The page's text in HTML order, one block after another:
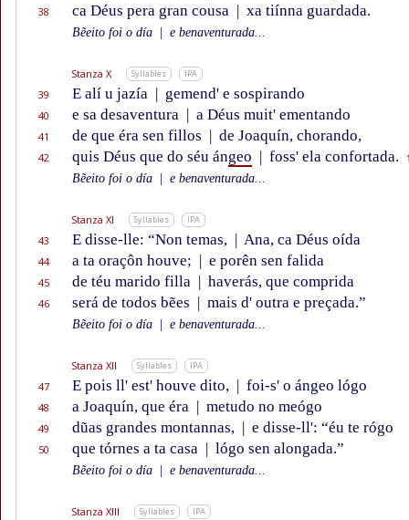
38 ca Déus pera gran cousa | xa tiínna guardada.
Bẽeito foi o día e benaventurada...
Stanza X Syllables IPA
39 E alí u jazía | gemend' e sospirando
40 e sa desaventura | a Déus muit' ementando
41 de que éra sen fillos | de Joaquín, chorando,
42 quis Déus que do séu ángeo | foss' ela confortada.
Bẽeito foi o día e benaventurada...
Stanza XI Syllables IPA
43 E disse-lle: “Non temas, | Ana, ca Déus oída
44 a ta oraçôn houve; | e porên sen falida
45 de téu marido filla | haverás, que comprida
46 será de todos bẽes | mais d' outra e preçada.”
Bẽeito foi o día e benaventurada...
Stanza XII Syllables IPA
47 E pois ll' est' houve dito, | foi-s' o ángeo lógo
48 a Joaquín, que éra | metudo no meógo
49 dũas grandes montannas, | e disse-ll': “éu te rógo
50 que tórnes a ta casa | lógo sen alongada.”
Bẽeito foi o día e benaventurada...
Stanza XIII Syllables IPA